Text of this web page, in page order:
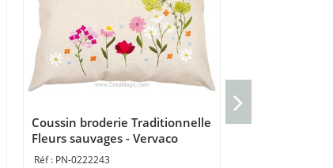
Coussin broderie Traditionnelle
Fleurs sauvages - Vervaco
PN-0222243